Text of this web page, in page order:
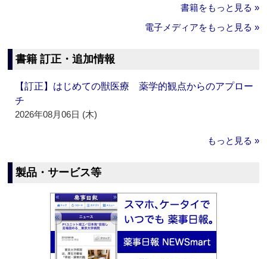
書籍をもっと見る »
電子メディアをもっと見る »
書籍 訂正・追加情報
【訂正】はじめての獣医療 薬学的観点からのアプロー
チ
2026年08月06日 (木)
もっと見る »
製品・サービス等